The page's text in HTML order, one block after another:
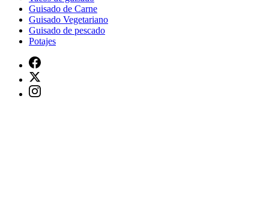
Guisado de Carne
Guisado Vegetariano
Guisado de pescado
Potajes